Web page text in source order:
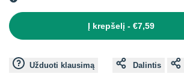
Missing
value
Į krepšelį - €7,59
Užduoti klausimą Dalintis